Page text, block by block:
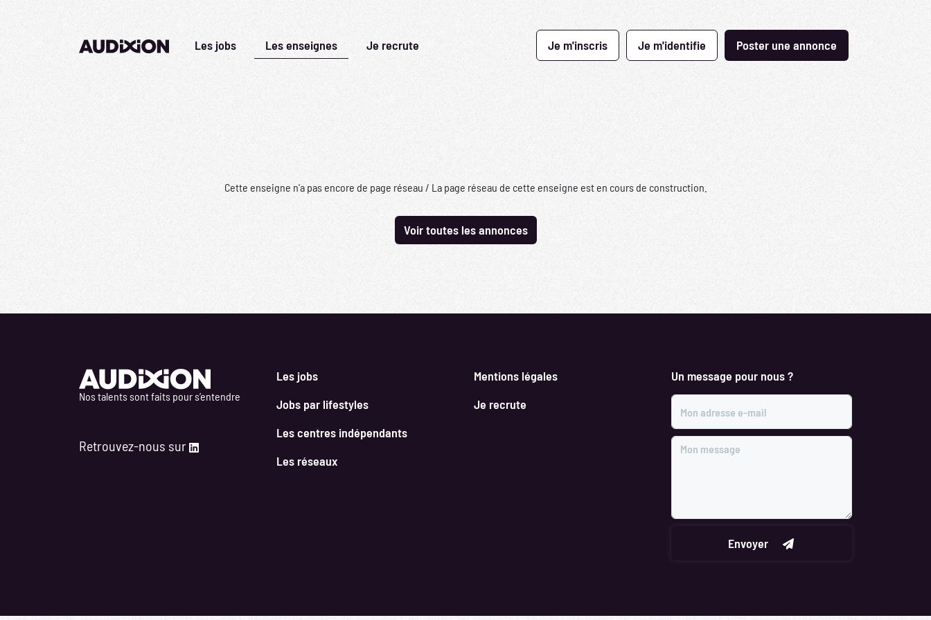
Les jobs Les enseignes Je recrute Je m'inscris Je m'identifie Poster une annonce
Cette enseigne n'a pas encore de page réseau / La page réseau de cette enseigne est en cours de construction.
Voir toutes les annonces
Nos talents sont faits pour s’entendre
Retrouvez-nous sur
Les jobs
Jobs par lifestyles
Les centres indépendants
Les réseaux
Mentions légales
Je recrute
Un message pour nous ?
Mon adresse e-mail
Mon message
Envoyer